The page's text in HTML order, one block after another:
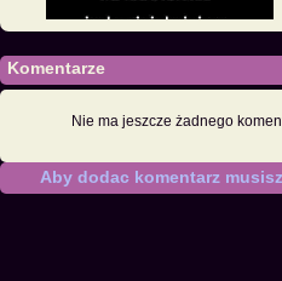
Komentarze
Nie ma jeszcze żadnego
Aby dodac komentarz